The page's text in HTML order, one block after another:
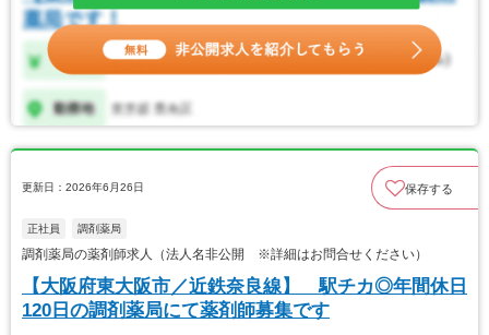
更新日：2026年6月26日 保存する
正社員 調剤薬局
調剤薬局の薬剤師求人（法人名非公開 ※詳細はお問合せください）
【大阪府東大阪市／近鉄奈良線】 駅チカ◎年間休日
120日の調剤薬局にて薬剤師募集です